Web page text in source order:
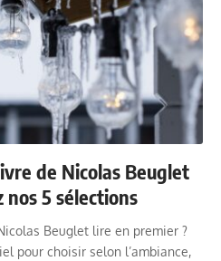
de Nicolas Beuglet
nos 5 sélections
Beuglet lire en premier ?
pour choisir selon l’ambiance,